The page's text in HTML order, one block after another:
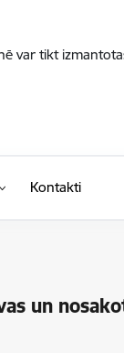
var tikt
Kontakti
un